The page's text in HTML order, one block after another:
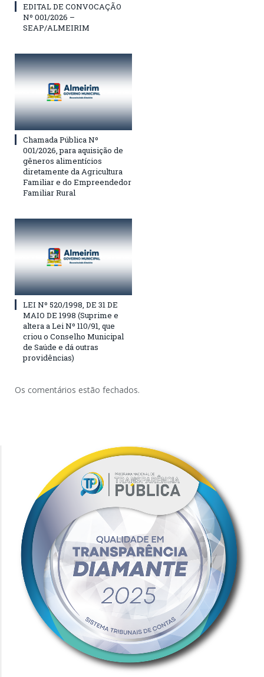
EDITAL DE CONVOCAÇÃO
Nº 001/2026 –
SEAP/ALMEIRIM
Chamada Pública Nº
001/2026, para aquisição de
gêneros alimentícios
diretamente da Agricultura
Familiar e do Empreendedor
Familiar Rural
LEI Nº 520/1998, DE 31 DE
MAIO DE 1998 (Suprime e
altera a Lei Nº 110/91, que
criou o Conselho Municipal
de Saúde e dá outras
providências)
Os comentários estão fechados.